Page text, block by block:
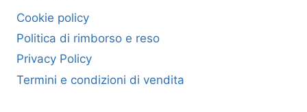
Cookie policy
Politica di rimborso e reso
Privacy Policy
Termini e condizioni di vendita